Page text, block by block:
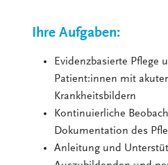
Ihre Aufgaben:
Evidenzbasierte Pflege
Patient:innen mit
Krankheitsbildern
Kontinuierliche
Dokumentation des
Anleitung und